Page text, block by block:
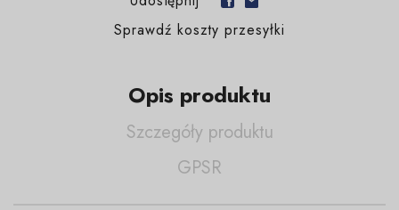
Sprawdź koszty przesyłki
Opis produktu
Szczegóły produktu
GPSR